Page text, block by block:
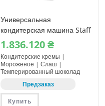
Универсальная
кондитерская машина Staff
RoboCream R4021
1.836.120₴
Кондитерские кремы |
Мороженое | Слаш |
Темперированный шоколад
Предзаказ
Купить